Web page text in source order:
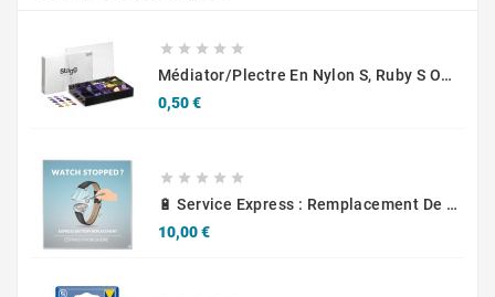
    
Médiator/plectre En Nylon S, Ruby S Ou Touch L - STAGG PBOX10
0,50 €Prix
    
🔋 Service Express : Remplacement De Piles D'Horlogerie
10,00 €Prix